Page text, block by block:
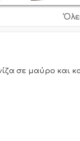
Όλες
σε μαύρο και